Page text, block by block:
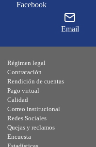
Facebook
Email
Régimen legal
Contratación
Rendición de cuentas
Pago virtual
Calidad
Correo institucional
Redes Sociales
Quejas y reclamos
Encuesta